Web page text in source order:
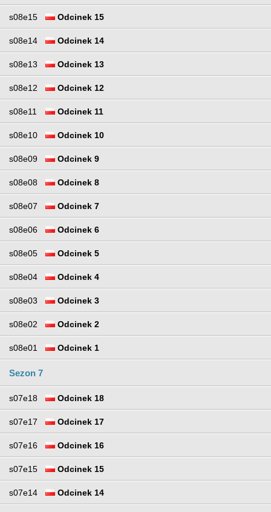
s08e15 Odcinek 15
s08e14 Odcinek 14
s08e13 Odcinek 13
s08e12 Odcinek 12
s08e11 Odcinek 11
s08e10 Odcinek 10
s08e09 Odcinek 9
s08e08 Odcinek 8
s08e07 Odcinek 7
s08e06 Odcinek 6
s08e05 Odcinek 5
s08e04 Odcinek 4
s08e03 Odcinek 3
s08e02 Odcinek 2
s08e01 Odcinek 1
Sezon 7
s07e18 Odcinek 18
s07e17 Odcinek 17
s07e16 Odcinek 16
s07e15 Odcinek 15
s07e14 Odcinek 14